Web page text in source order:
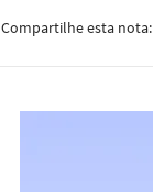
Compartilhe esta nota: